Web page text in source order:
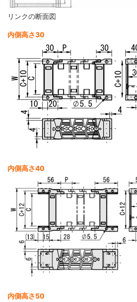
リンクの断面図
内側高さ30
内側高さ40
内側高さ50